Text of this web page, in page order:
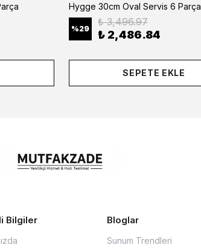
Hygge 30cm Oval Servis 6 Parça
%29
₺ 3,496.97
₺ 2,486.84
SEPETE EKLE
Bilgiler Bloglar
Sunum Trendleri